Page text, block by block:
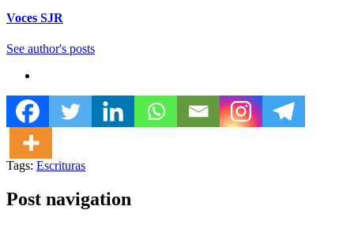
Voces SJR
See author's posts
Tags: Escrituras
Post navigation